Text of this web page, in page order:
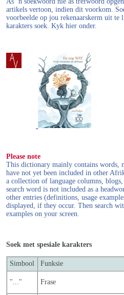
artikels vertoon, indien dit voorkom.
voorbeelde op jou rekenaarskerm uit te
karakters soek. Kyk hier onder.
Please note
This dictionary mainly contains words,
have not yet been included in other
a collection of language columns,
search word is not included as a
other entries (definitions, usage
displayed, if they occur. Then search
examples on your screen.
Soek met spesiale karakters
Simbool Funksie
"..." Frase